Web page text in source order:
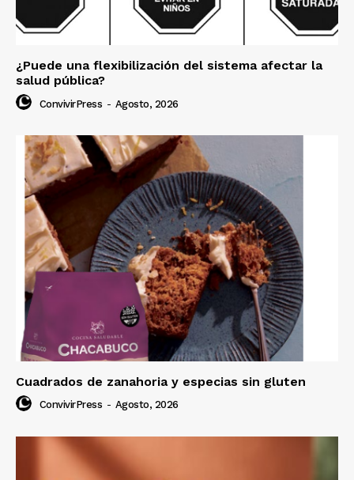
¿Puede una flexibilización del sistema afectar la
salud pública?
ConvivirPress - Agosto, 2026
Cuadrados de zanahoria y especias sin gluten
ConvivirPress - Agosto, 2026